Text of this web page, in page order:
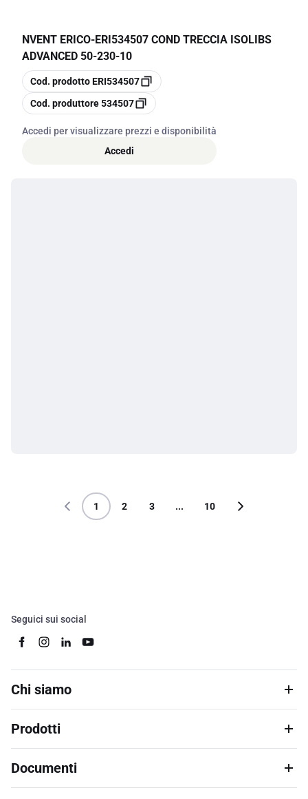
NVENT ERICO-ERI534507 COND TRECCIA ISOLIBS
ADVANCED 50-230-10
copia
Cod. prodottoERI534507
copia
Cod. produttore534507
Accedi per visualizzare prezzi e disponibilità
Accedi
1 2 3 ... 10
Seguici sui social
Chi siamo
Prodotti
Documenti